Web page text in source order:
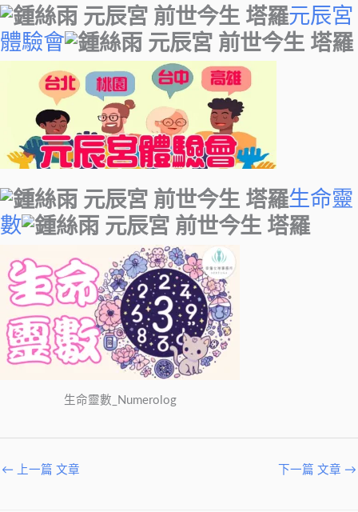
元辰宮
體驗會
生命靈
數
生命靈數_Numerolog
← 上一篇 文章 下一篇 文章 →